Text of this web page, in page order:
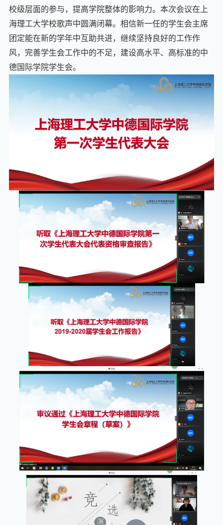
校级层面的参与，提高学院整体的影响力。 本次会议在上
海理工大学校歌声中圆满闭幕。相信新一任的学生会主席
团定能在新的学年中互助共进，继续坚持良好的工作作
风， 完善学生会工作中的不足， 建设高水平、高标准的中
德国际学院学生会。